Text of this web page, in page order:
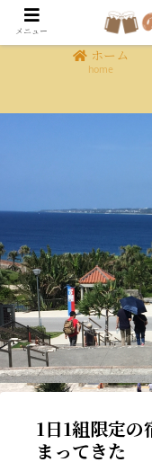
ホーム
home
1日1組限定
まってきた
メニュー